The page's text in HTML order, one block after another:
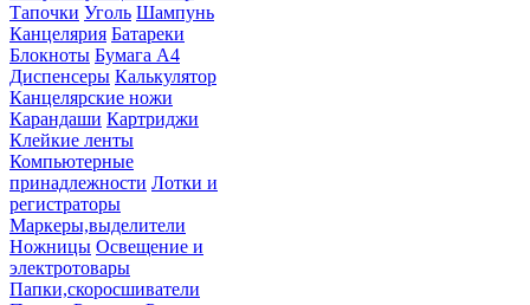
Тапочки Уголь Шампунь
Канцелярия Батареки
Блокноты Бумага А4
Диспенсеры Калькулятор
Канцелярские ножи
Карандаши Картриджи
Клейкие ленты
Компьютерные
принадлежности Лотки и
регистраторы
Маркеры,выделители
Ножницы Освещение и
электротовары
Папки,скоросшиватели